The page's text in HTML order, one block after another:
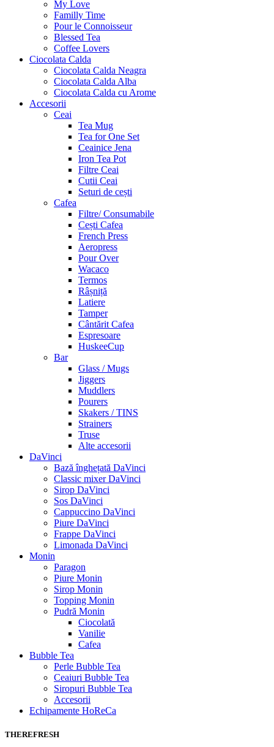
My Love
Familly Time
Pour le Connoisseur
Blessed Tea
Coffee Lovers
Ciocolata Calda
Ciocolata Calda Neagra
Ciocolata Calda Alba
Ciocolata Calda cu Arome
Accesorii
Ceai
Tea Mug
Tea for One Set
Ceainice Jena
Iron Tea Pot
Filtre Ceai
Cutii Ceai
Seturi de cești
Cafea
Filtre/ Consumabile
Cești Cafea
French Press
Aeropress
Pour Over
Wacaco
Termos
Râșniță
Latiere
Tamper
Cântărit Cafea
Espresoare
HuskeeCup
Bar
Glass / Mugs
Jiggers
Muddlers
Pourers
Skakers / TINS
Strainers
Truse
Alte accesorii
DaVinci
Bază înghețată DaVinci
Classic mixer DaVinci
Sirop DaVinci
Sos DaVinci
Cappuccino DaVinci
Piure DaVinci
Frappe DaVinci
Limonada DaVinci
Monin
Paragon
Piure Monin
Sirop Monin
Topping Monin
Pudră Monin
Ciocolată
Vanilie
Cafea
Bubble Tea
Perle Bubble Tea
Ceaiuri Bubble Tea
Siropuri Bubble Tea
Accesorii
Echipamente HoReCa
THEREFRESH